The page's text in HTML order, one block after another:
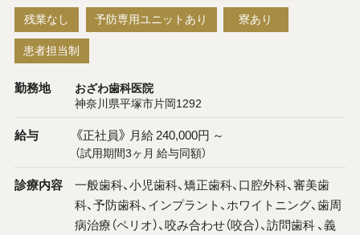
残業なし 予防専用ユニットあり 寮あり
患者担当制
勤務地 おざわ歯科医院
神奈川県平塚市片岡1292
給与 《正社員》 月給 240,000円 ～
（試用期間3ヶ月 給与同額）
診療内容
一般歯科、小児歯科、矯正歯科、口腔外科、審美歯
科、予防歯科、インプラント、ホワイトニング、歯周
病治療（ペリオ）、咬み合わせ（咬合）、訪問歯科 、義